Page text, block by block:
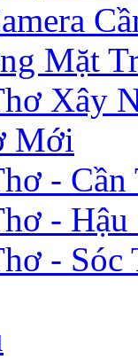
Mặt
Xây
Mới
- Cần
- Hậu
- Sóc